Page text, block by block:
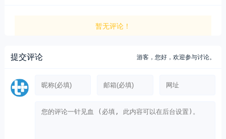
暂无评论！
提交评论 游客，您好，欢迎参与讨论。